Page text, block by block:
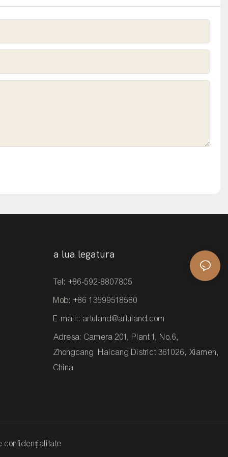
a lua legatura
Tel: +86-592-8807805
Mob: +86 13599518580
E-mail:: artuland@artuland.com
Adresa: Camera 201, Plant 1, No.6,
Zhongcang Haicang District 361026, Xiamen,
China
confidențialitate